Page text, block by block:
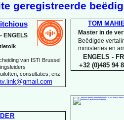
geregistreerde
TOM
Master in de
Beëdigde
ministeries en
ENGELS -
+32 (0)485 94
ENGELS
van ISTI Brussel
consultaties, enz.